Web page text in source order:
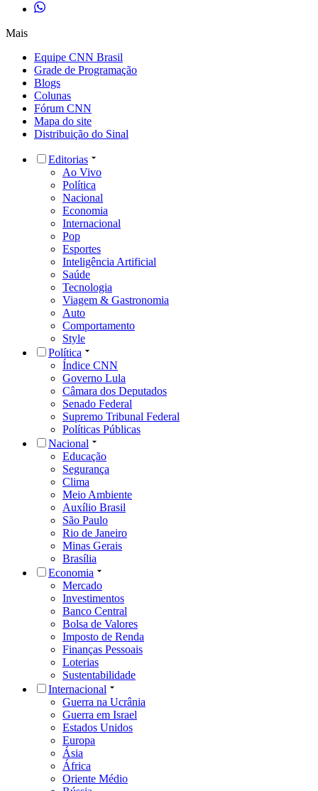
Mais
Equipe CNN Brasil
Grade de Programação
Blogs
Colunas
Fórum CNN
Mapa do site
Distribuição do Sinal
Editorias
Ao Vivo
Política
Nacional
Economia
Internacional
Pop
Esportes
Inteligência Artificial
Saúde
Tecnologia
Viagem & Gastronomia
Auto
Comportamento
Style
Política
Índice CNN
Governo Lula
Câmara dos Deputados
Senado Federal
Supremo Tribunal Federal
Políticas Públicas
Nacional
Educação
Segurança
Clima
Meio Ambiente
Auxílio Brasil
São Paulo
Rio de Janeiro
Minas Gerais
Brasília
Economia
Mercado
Investimentos
Banco Central
Bolsa de Valores
Imposto de Renda
Finanças Pessoais
Loterias
Sustentabilidade
Internacional
Guerra na Ucrânia
Guerra em Israel
Estados Unidos
Europa
Ásia
África
Oriente Médio